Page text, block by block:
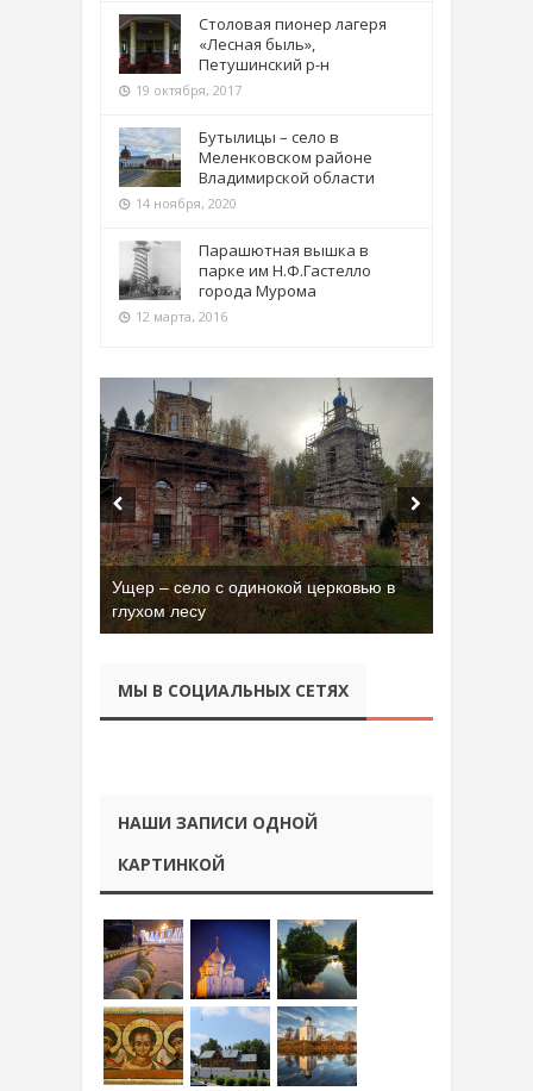
Столовая пионер лагеря
«Лесная быль»,
Петушинский р-н
19 октября, 2017
Бутылицы – село в
Меленковском районе
Владимирской области
14 ноября, 2020
Парашютная вышка в
парке им Н.Ф.Гастелло
города Мурома
12 марта, 2016
Ущер – село с одинокой церковью в
глухом лесу
Бывшая танковая часть имени Сухэ-
Батора во Владимире
МЫ В СОЦИАЛЬНЫХ СЕТЯХ
НАШИ ЗАПИСИ ОДНОЙ
КАРТИНКОЙ